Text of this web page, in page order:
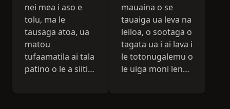
nei mea i aso e
tolu, ma le
tausaga atoa, ua
matou
tufaamatila ai tala
patino o le a siitia,
mauaina o se
tauaiga ua leva na
leiloa, o sootaga o
tagata ua i ai lava i
le totonugalemu o
le uiga moni lena